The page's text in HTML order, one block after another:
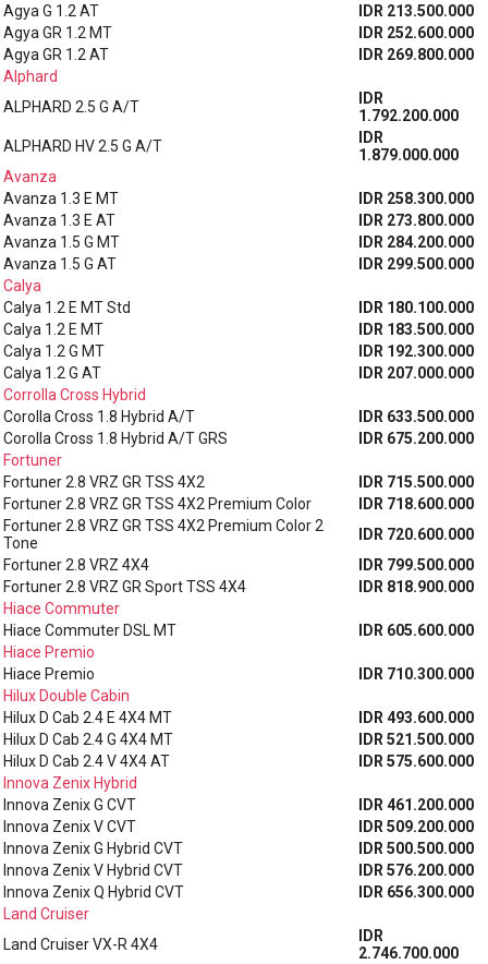
Agya G 1.2 AT
IDR 213.500.000
Agya GR 1.2 MT
IDR 252.600.000
Agya GR 1.2 AT
IDR 269.800.000
Alphard
ALPHARD 2.5 G A/T
IDR
1.792.200.000
ALPHARD HV 2.5 G A/T
IDR
1.879.000.000
Avanza
Avanza 1.3 E MT
IDR 258.300.000
Avanza 1.3 E AT
IDR 273.800.000
Avanza 1.5 G MT
IDR 284.200.000
Avanza 1.5 G AT
IDR 299.500.000
Calya
Calya 1.2 E MT Std
IDR 180.100.000
Calya 1.2 E MT
IDR 183.500.000
Calya 1.2 G MT
IDR 192.300.000
Calya 1.2 G AT
IDR 207.000.000
Corrolla Cross Hybrid
Corolla Cross 1.8 Hybrid A/T
IDR 633.500.000
Corolla Cross 1.8 Hybrid A/T GRS
IDR 675.200.000
Fortuner
Fortuner 2.8 VRZ GR TSS 4X2
IDR 715.500.000
Fortuner 2.8 VRZ GR TSS 4X2 Premium Color
IDR 718.600.000
Fortuner 2.8 VRZ GR TSS 4X2 Premium Color 2
Tone
IDR 720.600.000
Fortuner 2.8 VRZ 4X4
IDR 799.500.000
Fortuner 2.8 VRZ GR Sport TSS 4X4
IDR 818.900.000
Hiace Commuter
Hiace Commuter DSL MT
IDR 605.600.000
Hiace Premio
Hiace Premio
IDR 710.300.000
Hilux Double Cabin
Hilux D Cab 2.4 E 4X4 MT
IDR 493.600.000
Hilux D Cab 2.4 G 4X4 MT
IDR 521.500.000
Hilux D Cab 2.4 V 4X4 AT
IDR 575.600.000
Innova Zenix Hybrid
Innova Zenix G CVT
IDR 461.200.000
Innova Zenix V CVT
IDR 509.200.000
Innova Zenix G Hybrid CVT
IDR 500.500.000
Innova Zenix V Hybrid CVT
IDR 576.200.000
Innova Zenix Q Hybrid CVT
IDR 656.300.000
Land Cruiser
Land Cruiser VX-R 4X4
IDR
2.746.700.000